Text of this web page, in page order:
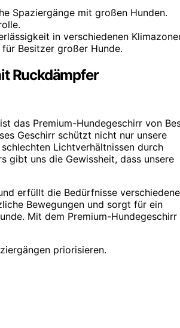
Spaziergänge mit großen Hunden.
in verschiedenen
Besitzer großer Hunde.
Ruckdämpfer
das Premium-Hundegeschirr von
Geschirr schützt nicht nur unsere
Lichtverhältnissen durch
gibt uns die Gewissheit, dass unsere
erfüllt die Bedürfnisse
Bewegungen und sorgt für ein
Mit dem Premium-Hundegeschirr
priorisieren.